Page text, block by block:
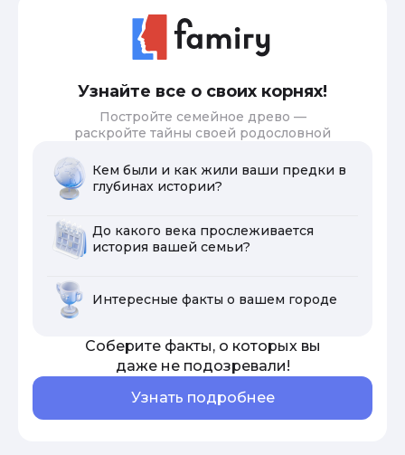
Узнайте все о своих корнях!
Постройте семейное древо —
раскройте тайны своей родословной
Кем были и как жили ваши предки в
глубинах истории?
До какого века прослеживается
история вашей семьи?
Интересные факты о вашем городе
Соберите факты, о которых вы
даже не подозревали!
Узнать подробнее